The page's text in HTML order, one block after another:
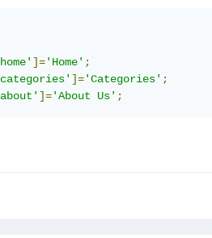
]='Home' ;
]='Categories' ;
]='About Us' ;